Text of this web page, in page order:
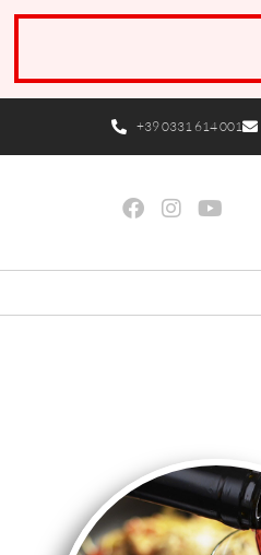
+39 0331 614 001